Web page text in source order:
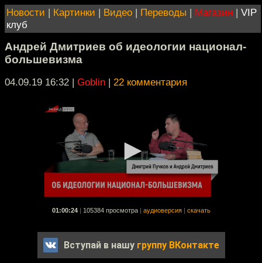
Новости | Картинки | Видео | Переводы | Магазин | VIP
клуб
Андрей Дмитриев об идеологии национал-
большевизма
04.09.19 16:32 | Goblin | 22 комментария
01:00:24 105384 просмотра аудиоверсия скачать
Вступай в нашу группу ВКонтакте